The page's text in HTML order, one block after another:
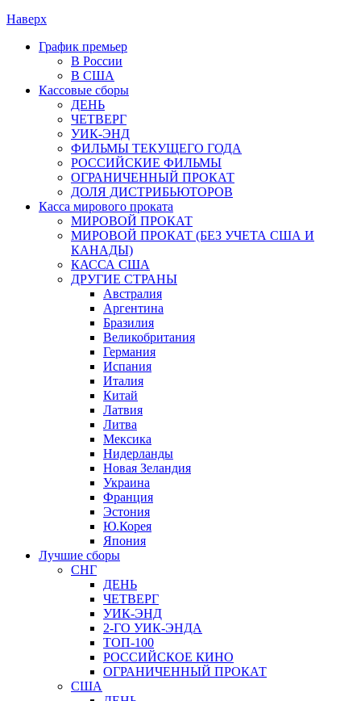
Наверх
График премьер
В России
В США
Кассовые сборы
ДЕНЬ
ЧЕТВЕРГ
УИК-ЭНД
ФИЛЬМЫ ТЕКУЩЕГО ГОДА
РОССИЙСКИЕ ФИЛЬМЫ
ОГРАНИЧЕННЫЙ ПРОКАТ
ДОЛЯ ДИСТРИБЬЮТОРОВ
Касса мирового проката
МИРОВОЙ ПРОКАТ
МИРОВОЙ ПРОКАТ (БЕЗ УЧЕТА США И
КАНАДЫ)
КАССА США
ДРУГИЕ СТРАНЫ
Австралия
Аргентина
Бразилия
Великобритания
Германия
Испания
Италия
Китай
Латвия
Литва
Мексика
Нидерланды
Новая Зеландия
Украина
Франция
Эстония
Ю.Корея
Япония
Лучшие сборы
СНГ
ДЕНЬ
ЧЕТВЕРГ
УИК-ЭНД
2-ГО УИК-ЭНДА
ТОП-100
РОССИЙСКОЕ КИНО
ОГРАНИЧЕННЫЙ ПРОКАТ
США